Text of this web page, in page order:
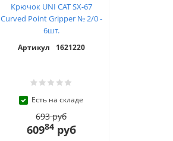
Крючок UNI CAT SX-67
Curved Point Gripper № 2/0 -
6шт.
Артикул 1621220
Есть на складе
693 руб
60984руб